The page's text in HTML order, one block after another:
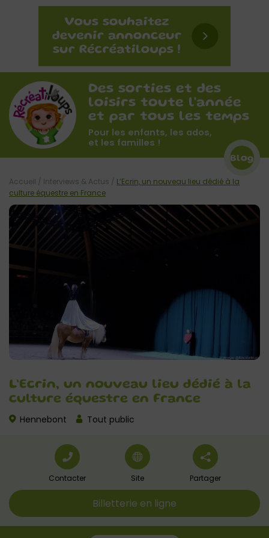
Des sorties et des
loisirs toute l'année
et par tous les temps
Pour les enfants, les ados,
et les familles !
Blog
L’Ecrin, un nouveau lieu dédié à la
culture équestre en France
Hennebont Tout public
Accueil / Interviews & Actus / L’Ecrin, un nouveau lieu dédié à la
culture équestre en France
Contacter Site Partager
Billetterie en ligne